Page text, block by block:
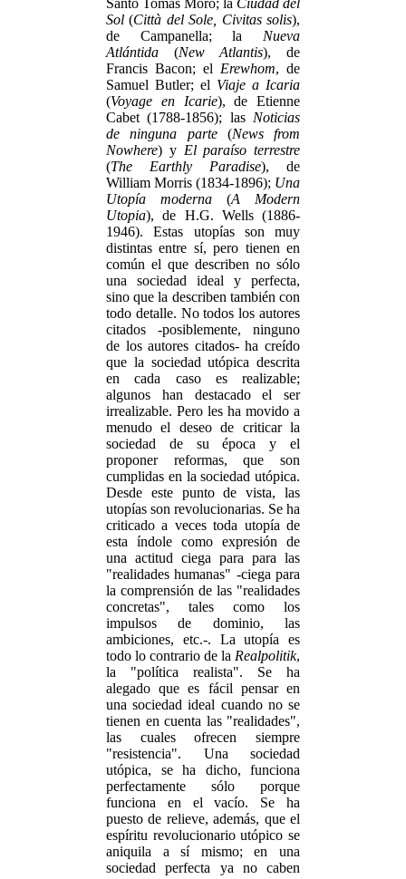
Santo Tomás Moro; la Ciudad del
Sol (Città del Sole, Civitas solis),
de Campanella; la Nueva
Atlántida (New Atlantis), de
Francis Bacon; el Erewhom, de
Samuel Butler; el Viaje a Icaria
(Voyage en Icarie), de Etienne
Cabet (1788-1856); las Noticias
de ninguna parte(News from
Nowhere) y El paraíso terrestre
(The Earthly Paradise), de
William Morris (1834-1896); Una
Utopía moderna (A Modern
Utopia), de H.G. Wells (1886-
1946). Estas utopías son muy
distintas entre sí, pero tienen en
común el que describen no sólo
una sociedad ideal y perfecta,
sino que la describen también con
todo detalle. No todos los autores
citados -posiblemente, ninguno
de los autores citados- ha creído
que la sociedad utópica descrita
en cada caso es realizable;
algunos han destacado el ser
irrealizable. Pero les ha movido a
menudo el deseo de criticar la
sociedad de su época y el
proponer reformas, que son
cumplidas en la sociedad utópica.
Desde este punto de vista, las
utopías son revolucionarias. Se ha
criticado a veces toda utopía de
esta índole como expresión de
una actitud ciega para para las
"realidades humanas" -ciega para
la comprensión de las "realidades
concretas", tales como los
impulsos de dominio, las
ambiciones, etc.-. La utopía es
todo lo contrario de la Realpolitik,
la "política realista". Se ha
alegado que es fácil pensar en
una sociedad ideal cuando no se
tienen en cuenta las "realidades",
las cuales ofrecen siempre
"resistencia". Una sociedad
utópica, se ha dicho, funciona
perfectamente sólo porque
funciona en el vacío. Se ha
puesto de relieve, además, que el
espíritu revolucionario utópico se
aniquila a sí mismo; en una
sociedad perfecta ya no caben